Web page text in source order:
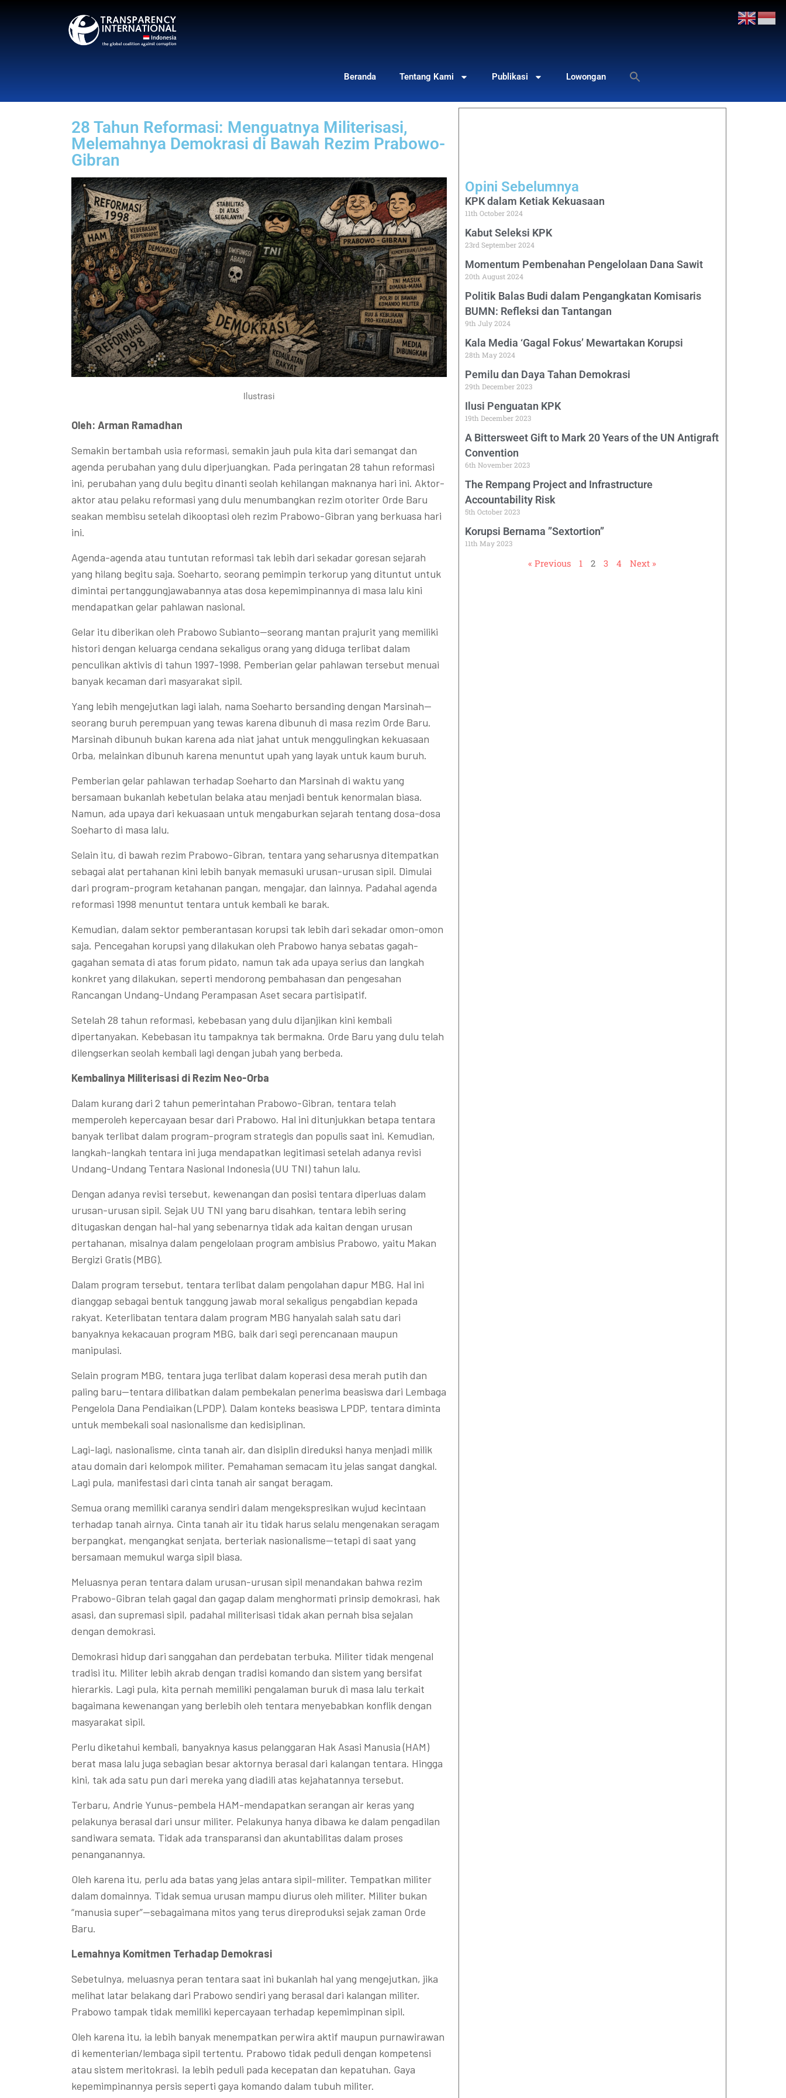
Beranda Tentang Kami Publikasi Lowongan
28 Tahun Reformasi: Menguatnya Militerisasi,
Melemahnya Demokrasi di Bawah Rezim Prabowo-
Gibran
Ilustrasi
Oleh: Arman Ramadhan
Semakin bertambah usia reformasi, semakin jauh pula kita dari semangat dan
agenda perubahan yang dulu diperjuangkan. Pada peringatan 28 tahun reformasi
ini, perubahan yang dulu begitu dinanti seolah kehilangan maknanya hari ini. Aktor-
aktor atau pelaku reformasi yang dulu menumbangkan rezim otoriter Orde Baru
seakan membisu setelah dikooptasi oleh rezim Prabowo-Gibran yang berkuasa hari
ini.
Agenda-agenda atau tuntutan reformasi tak lebih dari sekadar goresan sejarah
yang hilang begitu saja. Soeharto, seorang pemimpin terkorup yang dituntut untuk
dimintai pertanggungjawabannya atas dosa kepemimpinannya di masa lalu kini
mendapatkan gelar pahlawan nasional.
Gelar itu diberikan oleh Prabowo Subianto—seorang mantan prajurit yang memiliki
histori dengan keluarga cendana sekaligus orang yang diduga terlibat dalam
penculikan aktivis di tahun 1997-1998. Pemberian gelar pahlawan tersebut menuai
banyak kecaman dari masyarakat sipil.
Yang lebih mengejutkan lagi ialah, nama Soeharto bersanding dengan Marsinah—
seorang buruh perempuan yang tewas karena dibunuh di masa rezim Orde Baru.
Marsinah dibunuh bukan karena ada niat jahat untuk menggulingkan kekuasaan
Orba, melainkan dibunuh karena menuntut upah yang layak untuk kaum buruh.
Pemberian gelar pahlawan terhadap Soeharto dan Marsinah di waktu yang
bersamaan bukanlah kebetulan belaka atau menjadi bentuk kenormalan biasa.
Namun, ada upaya dari kekuasaan untuk mengaburkan sejarah tentang dosa-dosa
Soeharto di masa lalu.
Selain itu, di bawah rezim Prabowo-Gibran, tentara yang seharusnya ditempatkan
sebagai alat pertahanan kini lebih banyak memasuki urusan-urusan sipil. Dimulai
dari program-program ketahanan pangan, mengajar, dan lainnya. Padahal agenda
reformasi 1998 menuntut tentara untuk kembali ke barak.
Kemudian, dalam sektor pemberantasan korupsi tak lebih dari sekadar omon-omon
saja. Pencegahan korupsi yang dilakukan oleh Prabowo hanya sebatas gagah-
gagahan semata di atas forum pidato, namun tak ada upaya serius dan langkah
konkret yang dilakukan, seperti mendorong pembahasan dan pengesahan
Rancangan Undang-Undang Perampasan Aset secara partisipatif.
Setelah 28 tahun reformasi, kebebasan yang dulu dijanjikan kini kembali
dipertanyakan. Kebebasan itu tampaknya tak bermakna. Orde Baru yang dulu telah
dilengserkan seolah kembali lagi dengan jubah yang berbeda.
Kembalinya Militerisasi di Rezim Neo-Orba
Dalam kurang dari 2 tahun pemerintahan Prabowo-Gibran, tentara telah
memperoleh kepercayaan besar dari Prabowo. Hal ini ditunjukkan betapa tentara
banyak terlibat dalam program-program strategis dan populis saat ini. Kemudian,
langkah-langkah tentara ini juga mendapatkan legitimasi setelah adanya revisi
Undang-Undang Tentara Nasional Indonesia (UU TNI) tahun lalu.
Dengan adanya revisi tersebut, kewenangan dan posisi tentara diperluas dalam
urusan-urusan sipil. Sejak UU TNI yang baru disahkan, tentara lebih sering
ditugaskan dengan hal-hal yang sebenarnya tidak ada kaitan dengan urusan
pertahanan, misalnya dalam pengelolaan program ambisius Prabowo, yaitu Makan
Bergizi Gratis (MBG).
Dalam program tersebut, tentara terlibat dalam pengolahan dapur MBG. Hal ini
dianggap sebagai bentuk tanggung jawab moral sekaligus pengabdian kepada
rakyat. Keterlibatan tentara dalam program MBG hanyalah salah satu dari
banyaknya kekacauan program MBG, baik dari segi perencanaan maupun
manipulasi.
Selain program MBG, tentara juga terlibat dalam koperasi desa merah putih dan
paling baru—tentara dilibatkan dalam pembekalan penerima beasiswa dari Lembaga
Pengelola Dana Pendiaikan (LPDP). Dalam konteks beasiswa LPDP, tentara diminta
untuk membekali soal nasionalisme dan kedisiplinan.
Lagi-lagi, nasionalisme, cinta tanah air, dan disiplin direduksi hanya menjadi milik
atau domain dari kelompok militer. Pemahaman semacam itu jelas sangat dangkal.
Lagi pula, manifestasi dari cinta tanah air sangat beragam.
Semua orang memiliki caranya sendiri dalam mengekspresikan wujud kecintaan
terhadap tanah airnya. Cinta tanah air itu tidak harus selalu mengenakan seragam
berpangkat, mengangkat senjata, berteriak nasionalisme—tetapi di saat yang
bersamaan memukul warga sipil biasa.
Meluasnya peran tentara dalam urusan-urusan sipil menandakan bahwa rezim
Prabowo-Gibran telah gagal dan gagap dalam menghormati prinsip demokrasi, hak
asasi, dan supremasi sipil, padahal militerisasi tidak akan pernah bisa sejalan
dengan demokrasi.
Demokrasi hidup dari sanggahan dan perdebatan terbuka. Militer tidak mengenal
tradisi itu. Militer lebih akrab dengan tradisi komando dan sistem yang bersifat
hierarkis. Lagi pula, kita pernah memiliki pengalaman buruk di masa lalu terkait
bagaimana kewenangan yang berlebih oleh tentara menyebabkan konflik dengan
masyarakat sipil.
Perlu diketahui kembali, banyaknya kasus pelanggaran Hak Asasi Manusia (HAM)
berat masa lalu juga sebagian besar aktornya berasal dari kalangan tentara. Hingga
kini, tak ada satu pun dari mereka yang diadili atas kejahatannya tersebut.
Terbaru, Andrie Yunus-pembela HAM-mendapatkan serangan air keras yang
pelakunya berasal dari unsur militer. Pelakunya hanya dibawa ke dalam pengadilan
sandiwara semata. Tidak ada transparansi dan akuntabilitas dalam proses
penanganannya.
Oleh karena itu, perlu ada batas yang jelas antara sipil-militer. Tempatkan militer
dalam domainnya. Tidak semua urusan mampu diurus oleh militer. Militer bukan
“manusia super”—sebagaimana mitos yang terus direproduksi sejak zaman Orde
Baru.
Lemahnya Komitmen Terhadap Demokrasi
Sebetulnya, meluasnya peran tentara saat ini bukanlah hal yang mengejutkan, jika
melihat latar belakang dari Prabowo sendiri yang berasal dari kalangan militer.
Prabowo tampak tidak memiliki kepercayaan terhadap kepemimpinan sipil.
Oleh karena itu, ia lebih banyak menempatkan perwira aktif maupun purnawirawan
di kementerian/lembaga sipil tertentu. Prabowo tidak peduli dengan kompetensi
atau sistem meritokrasi. Ia lebih peduli pada kecepatan dan kepatuhan. Gaya
kepemimpinannya persis seperti gaya komando dalam tubuh militer.
Opini Sebelumnya
KPK dalam Ketiak Kekuasaan
11th October 2024
Kabut Seleksi KPK
23rd September 2024
Momentum Pembenahan Pengelolaan Dana Sawit
20th August 2024
Politik Balas Budi dalam Pengangkatan Komisaris
BUMN: Refleksi dan Tantangan
9th July 2024
Kala Media ‘Gagal Fokus’ Mewartakan Korupsi
28th May 2024
Pemilu dan Daya Tahan Demokrasi
29th December 2023
Ilusi Penguatan KPK
19th December 2023
A Bittersweet Gift to Mark 20 Years of the UN Antigraft
Convention
6th November 2023
The Rempang Project and Infrastructure
Accountability Risk
5th October 2023
Korupsi Bernama ”Sextortion”
11th May 2023
« Previous 1 2 3 4 Next »